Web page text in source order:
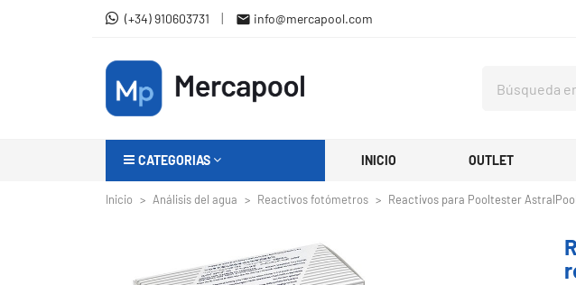
(+34) 910603731 |  info@mercapool.com
CATEGORIAS INICIO OUTLET
Inicio Análisis del agua Reactivos fotómetros Reactivos para Pooltester